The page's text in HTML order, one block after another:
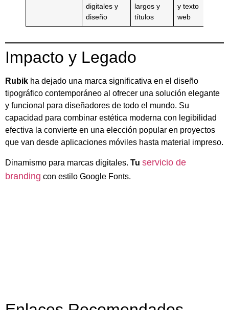
digitales y
diseño
largos y
títulos
y texto
web
Impacto y Legado
Rubik ha dejado una marca significativa en el diseño
tipográfico contemporáneo al ofrecer una solución elegante
y funcional para diseñadores de todo el mundo. Su
capacidad para combinar estética moderna con legibilidad
efectiva la convierte en una elección popular en proyectos
que van desde aplicaciones móviles hasta material impreso.
Dinamismo para marcas digitales. Tu servicio de
branding con estilo Google Fonts.